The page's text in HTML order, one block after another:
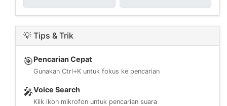
💡 Tips & Trik
🎯Pencarian Cepat
Gunakan Ctrl+K untuk fokus ke pencarian
🎤Voice Search
Klik ikon mikrofon untuk pencarian suara